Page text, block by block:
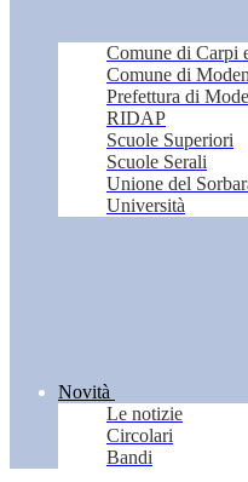
Comune di Carpi
Comune di
Prefettura di
RIDAP
Scuole Superiori
Scuole Serali
Unione del
Università
Novità
Le notizie
Circolari
Bandi